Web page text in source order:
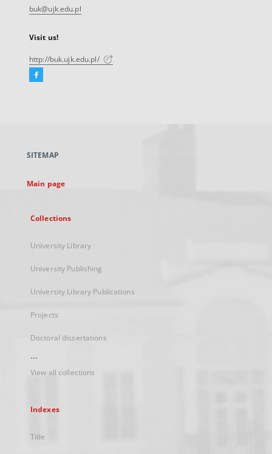
buk@ujk.edu.pl
Visit us!
http://buk.ujk.edu.pl/
Facebook
new
SITEMAP
Main page
Collections
University Library
University Publishing
University Library Publications
Projects
Doctoral dissertations
...
View all collections
Indexes
Title